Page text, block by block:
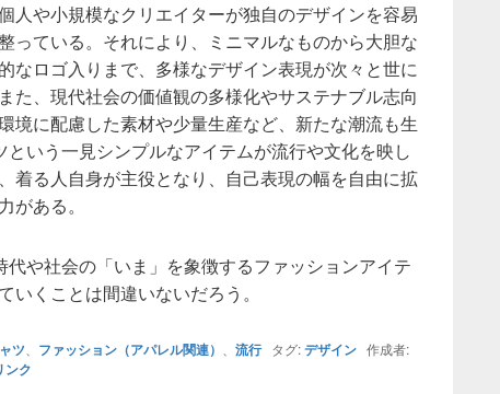
人や小規模なクリエイターが独自のデザインを容易
っている。それにより、ミニマルなものから大胆な
なロゴ入りまで、多様なデザイン表現が次々と世に
た、現代社会の価値観の多様化やサステナブル志向
境に配慮した素材や少量生産など、新たな潮流も生
という一見シンプルなアイテムが流行や文化を映し
着る人自身が主役となり、自己表現の幅を自由に拡
がある。
代や社会の「いま」を象徴するファッションアイテ
いくことは間違いないだろう。
ツ ファッション（アパレル関連） 流行タグ:デザイン 作成者:
ンク